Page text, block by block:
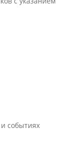
событиях